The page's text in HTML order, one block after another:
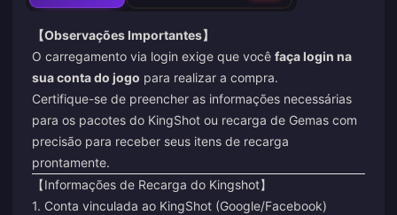
【Observações Importantes】
O carregamento via login exige que você faça login na
sua conta do jogo para realizar a compra.
Certifique-se de preencher as informações necessárias
para os pacotes do KingShot ou recarga de Gemas com
precisão para receber seus itens de recarga
prontamente.
【Informações de Recarga do Kingshot】
1. Conta vinculada ao KingShot (Google/Facebook)